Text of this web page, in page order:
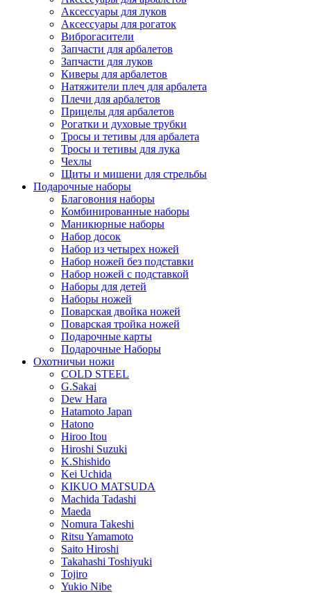
Аксессуары для луков
Аксессуары для рогаток
Виброгасители
Запчасти для арбалетов
Запчасти для луков
Киверы для арбалетов
Натяжители плеч для арбалета
Плечи для арбалетов
Прицелы для арбалетов
Рогатки и духовые трубки
Тросы и тетивы для арбалета
Тросы и тетивы для лука
Чехлы
Щиты и мишени для стрельбы
Подарочные наборы
Благовония наборы
Комбинированные наборы
Маникюрные наборы
Набор досок
Набор из четырех ножей
Набор ножей без подставки
Набор ножей с подставкой
Наборы для детей
Наборы ножей
Поварская двойка ножей
Поварская тройка ножей
Подарочные карты
Подарочные Наборы
Охотничьи ножи
COLD STEEL
G.Sakai
Dew Hara
Hatamoto Japan
Hatono
Hiroo Itou
Hiroshi Suzuki
K.Shishido
Kei Uchida
KIKUO MATSUDA
Machida Tadashi
Maeda
Nomura Takeshi
Ritsu Yamamoto
Saito Hiroshi
Takahashi Toshiyuki
Tojiro
Yukio Nibe